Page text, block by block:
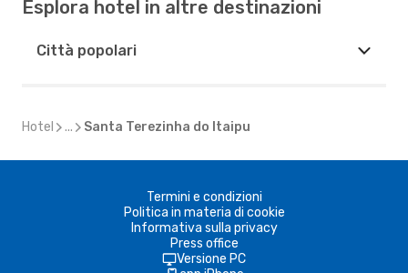
Esplora hotel in altre destinazioni
Città popolari
Hotel ... Santa Terezinha do Itaipu
Termini e condizioni
Politica in materia di cookie
Informativa sulla privacy
Press office
Versione PC